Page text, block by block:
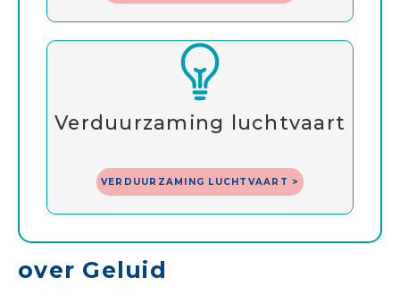
Verduurzaming luchtvaart
VERDUURZAMING LUCHTVAART >
over Geluid